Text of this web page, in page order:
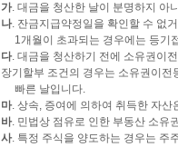
가. 대금을 청산한 날이 분명하지 아
나. 잔금지급약정일을 확인할 수 없
1개월이 초과되는 경우에는 등기
다. 대금을 청산하기 전에 소유권이
장기할부 조건의 경우는 소유권이
빠른 날입니다.
마. 상속, 증여에 의하여 취득한 자
바. 민법상 점유로 인한 부동산 소유
사. 특정 주식을 양도하는 경우는 주